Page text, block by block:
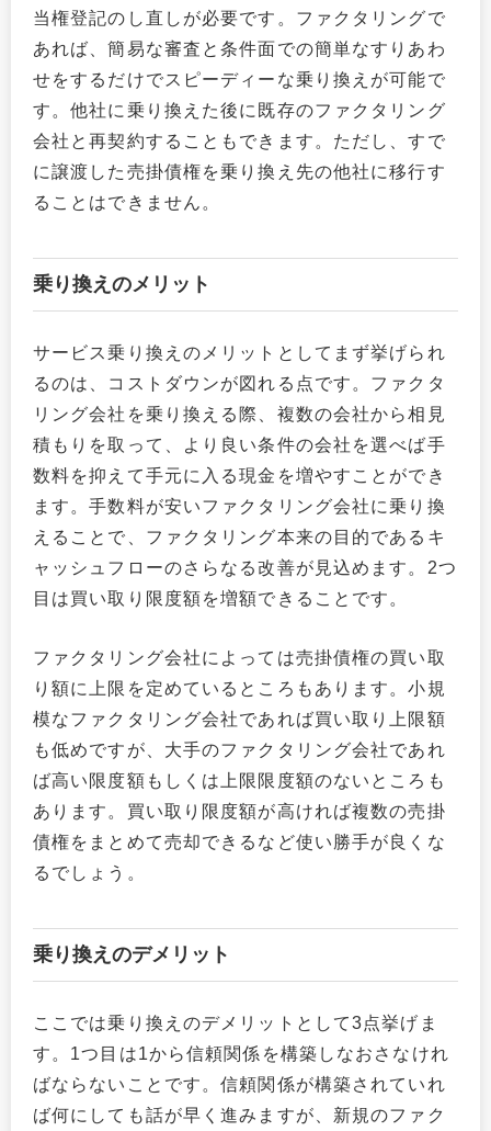
当権登記のし直しが必要です。ファクタリングで
あれば、簡易な審査と条件面での簡単なすりあわ
せをするだけでスピーディーな乗り換えが可能で
す。他社に乗り換えた後に既存のファクタリング
会社と再契約することもできます。ただし、すで
に譲渡した売掛債権を乗り換え先の他社に移行す
ることはできません。
乗り換えのメリット
サービス乗り換えのメリットとしてまず挙げられ
るのは、コストダウンが図れる点です。ファクタ
リング会社を乗り換える際、複数の会社から相見
積もりを取って、より良い条件の会社を選べば手
数料を抑えて手元に入る現金を増やすことができ
ます。手数料が安いファクタリング会社に乗り換
えることで、ファクタリング本来の目的であるキ
ャッシュフローのさらなる改善が見込めます。2つ
目は買い取り限度額を増額できることです。
ファクタリング会社によっては売掛債権の買い取
り額に上限を定めているところもあります。小規
模なファクタリング会社であれば買い取り上限額
も低めですが、大手のファクタリング会社であれ
ば高い限度額もしくは上限限度額のないところも
あります。買い取り限度額が高ければ複数の売掛
債権をまとめて売却できるなど使い勝手が良くな
るでしょう。
乗り換えのデメリット
ここでは乗り換えのデメリットとして3点挙げま
す。1つ目は1から信頼関係を構築しなおさなけれ
ばならないことです。信頼関係が構築されていれ
ば何にしても話が早く進みますが、新規のファク